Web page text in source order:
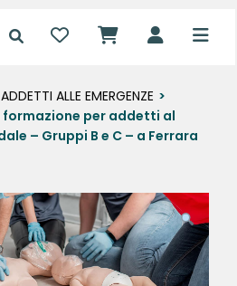
ALLE EMERGENZE >
formazione per addetti al
– Gruppi B e C – a Ferrara